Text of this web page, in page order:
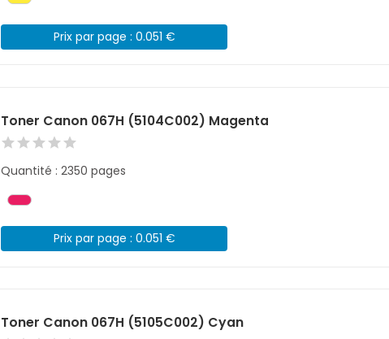
Prix par page : 0.051 €
Toner Canon 067H (5104C002) Magenta
Quantité : 2350 pages
Prix par page : 0.051 €
Toner Canon 067H (5105C002) Cyan